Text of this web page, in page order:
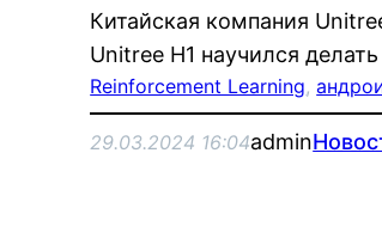
Китайская компания
Unitree H1 научился
Reinforcement Learning,
29.03.2024 16:04admin